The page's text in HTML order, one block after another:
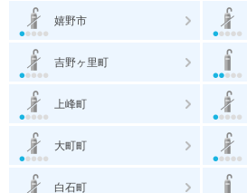
嬉野市
吉野ヶ里町
上峰町
大町町
白石町